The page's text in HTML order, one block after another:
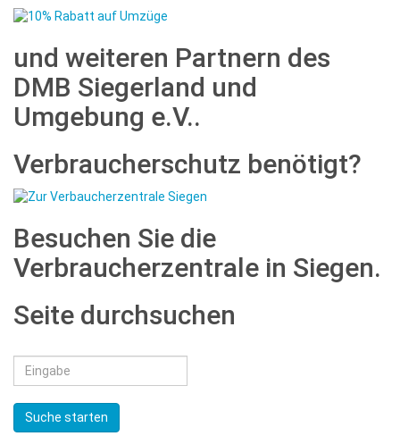
und weiteren Partnern des
DMB Siegerland und
Umgebung e.V..
Verbraucherschutz benötigt?
Besuchen Sie die
Verbraucherzentrale in Siegen.
Seite durchsuchen
Suche starten